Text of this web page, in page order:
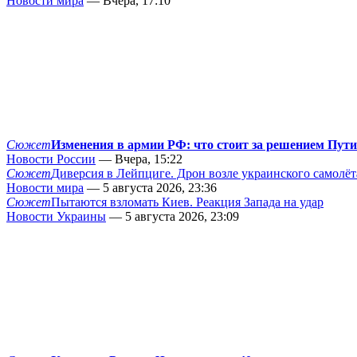
СюжетИзменения в армии РФ: что стоит за решением
Новости России — Вчера, 15:22
СюжетДиверсия в Лейпциге. Дрон возле украинского
Новости мира — 5 августа 2026, 23:36
СюжетПытаются взломать Киев. Реакция Запада на удар
Новости Украины — 5 августа 2026, 23:09